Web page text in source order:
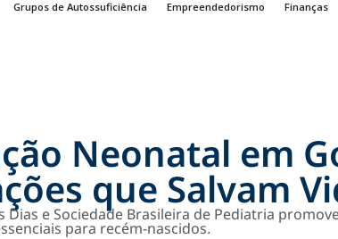
Grupos de Autossuficiência Empreendedorismo Finanças
Neonatal em
que Salvam
e Sociedade Brasileira de Pediatria
para recém-nascidos.